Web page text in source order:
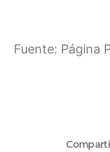
Fuente: Página